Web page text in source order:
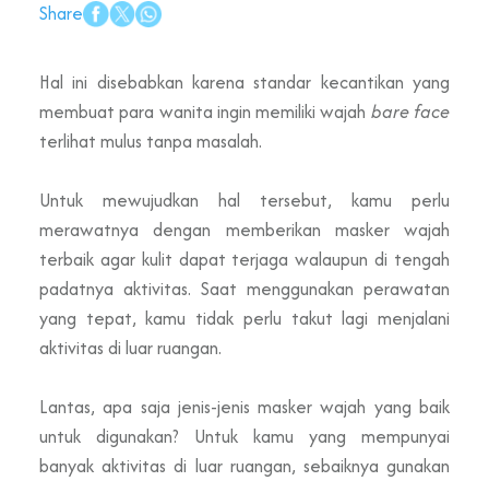
Share
Hal ini disebabkan karena standar kecantikan yang
membuat para wanita ingin memiliki wajah bare face
terlihat mulus tanpa masalah.
Untuk mewujudkan hal tersebut, kamu perlu
merawatnya dengan memberikan masker wajah
terbaik agar kulit dapat terjaga walaupun di tengah
padatnya aktivitas. Saat menggunakan perawatan
yang tepat, kamu tidak perlu takut lagi menjalani
aktivitas di luar ruangan.
Lantas, apa saja jenis-jenis masker wajah yang baik
untuk digunakan? Untuk kamu yang mempunyai
banyak aktivitas di luar ruangan, sebaiknya gunakan